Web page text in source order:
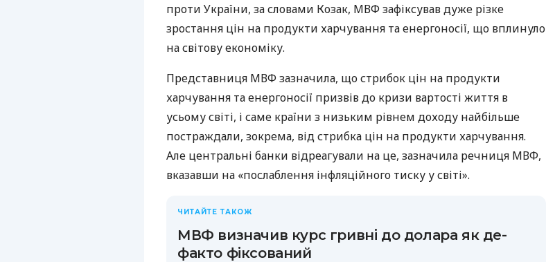
проти України, за словами Козак, МВФ зафіксував дуже різке
зростання цін на продукти харчування та енергоносії, що вплинуло
на світову економіку.
Представниця МВФ зазначила, що стрибок цін на продукти
харчування та енергоносії призвів до кризи вартості життя в
усьому світі, і саме країни з низьким рівнем доходу найбільше
постраждали, зокрема, від стрибка цін на продукти харчування.
Але центральні банки відреагували на це, зазначила речниця МВФ,
вказавши на «послаблення інфляційного тиску у світі».
ЧИТАЙТЕ ТАКОЖ
МВФ визначив курс гривні до долара як де-
факто фіксований